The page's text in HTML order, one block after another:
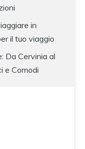
in
il tuo viaggio
Da Cervinia al
e Comodi